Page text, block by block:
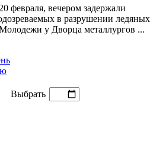
февраля, вечером задержали
в разрушении ледяных
у Дворца металлургов ...
Выбрать